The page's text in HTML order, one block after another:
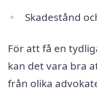
Skadestånd
För att få en
kan det vara bra
från olika